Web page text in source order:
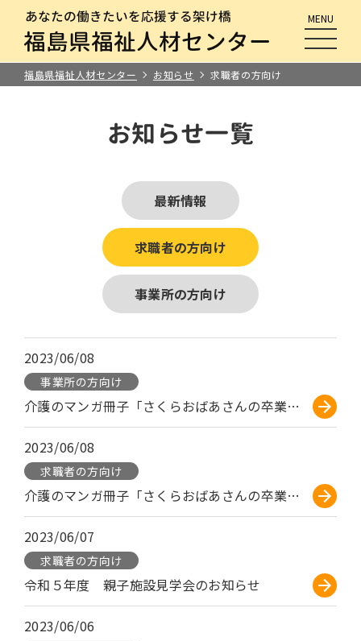
MENU
メニ
福島県福祉人材センター お知らせ 求職者の方向け
お知らせ一覧
最新情報
求職者の方向け
事業所の方向け
2023/06/08
事業所の方向け
介護のマンガ冊子「さくらおばあさんの卒業式」
2023/06/08
求職者の方向け
介護のマンガ冊子「さくらおばあさんの卒業式」
2023/06/07
求職者の方向け
令和５年度 親子施設見学会のお知らせ
2023/06/06